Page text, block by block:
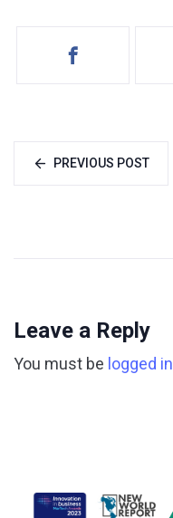
PREVIOUS POST
Leave a Reply
You must be logged in